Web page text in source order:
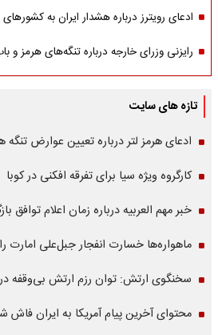
ادعای رویترز درباره هشدار ایران به
رایزنی وزرای خارجه درباره تنگه‌های هرمز و
تازه های سایت
ادعای هرمز لتر درباره تعیین عوارض تنگه
کارگروه ویژه سیا برای تفرقه افکنی در کوبا
خبر مهم العربیه درباره زمان اعلام توافق
ماهواره‌‌ها خسارت انفجار جبل‌علی امارت
سخنگوی ارتش: توان رزم ارتش بی‌وقفه
محتوای آخرین پیام آمریکا به ایران فاش